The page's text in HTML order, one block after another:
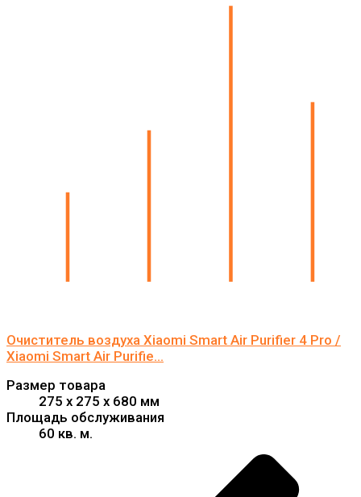
Очиститель воздуха Xiaomi Smart Air Purifier 4 Pro /
Xiaomi Smart Air Purifie...
Размер товара
275 x 275 x 680 мм
Площадь обслуживания
60 кв. м.